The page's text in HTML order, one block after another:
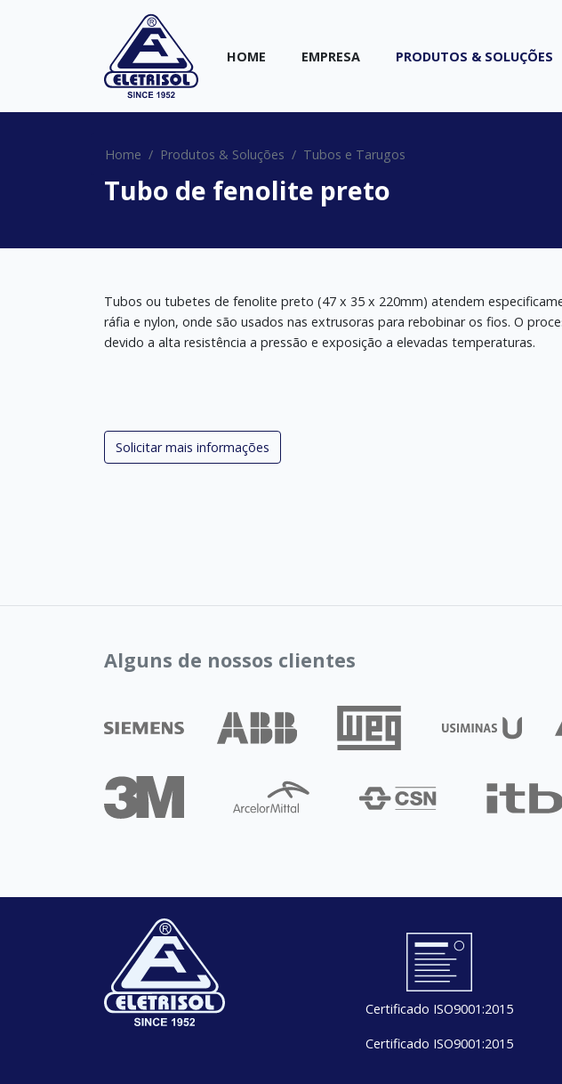
HOME EMPRESA PRODUTOS & SOLUÇÕES
Home Produtos & Soluções Tubos e Tarugos
Tubo de fenolite preto
Tubos ou tubetes de fenolite preto (47 x 35 x 220mm) atendem
ráfia e nylon, onde são usados nas extrusoras para rebobinar os fios. O
devido a alta resistência a pressão e exposição a elevadas temperaturas.
Solicitar mais informações
Alguns de nossos clientes
Certificado ISO9001:2015
Certificado ISO9001:2015